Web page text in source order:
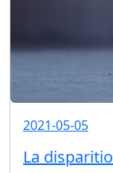
2021-05-05
La